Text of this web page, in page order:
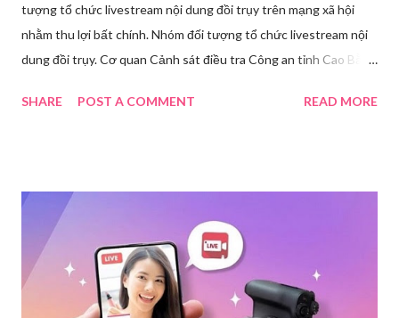
tượng tổ chức livestream nội dung đồi trụy trên mạng xã hội
nhằm thu lợi bất chính. Nhóm đối tượng tổ chức livestream nội
dung đồi trụy. Cơ quan Cảnh sát điều tra Công an tỉnh Cao Bằng
tạm giam đối với Triệu Thị Dung về hành vi truyền bá văn hóa
dụng điện thoại xuất hiện các hoạt động phát trực tiếp nội dung
nhạy cảm, có dấu hiệu vi phạm pháp luật. Ngay sau khi tiếp
nhận, đơn vị đã nhanh chóng tổ chức xác minh, thu thập dữ liệu
để làm rõ. Kết quả điều tra ban đầu xác định, Triệu Thị Dung
(sinh năm 1994), trú tại xã Phủ Thông, tỉnh Thái Nguyên, cùng
SHARE POST A COMMENT READ MORE